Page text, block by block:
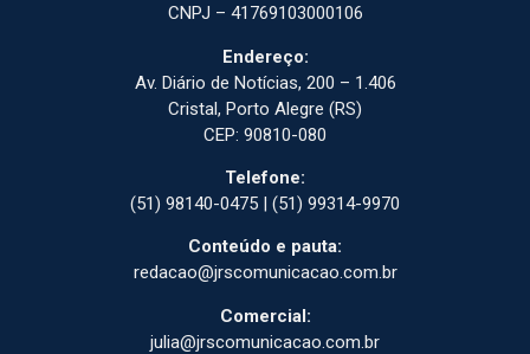
CNPJ – 41769103000106
Endereço:
Av. Diário de Notícias, 200 – 1.406
Cristal, Porto Alegre (RS)
CEP: 90810-080
Telefone:
(51) 98140-0475 | (51) 99314-9970
Conteúdo e pauta:
redacao@jrscomunicacao.com.br
Comercial:
julia@jrscomunicacao.com.br